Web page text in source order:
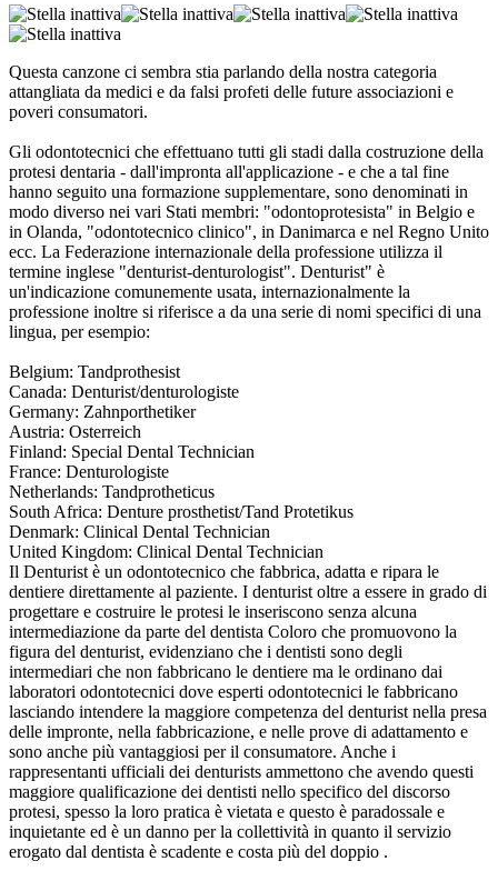
Questa canzone ci sembra stia parlando della nostra categoria
attangliata da medici e da falsi profeti delle future associazioni e
poveri consumatori.
Gli odontotecnici che effettuano tutti gli stadi dalla costruzione della
protesi dentaria - dall'impronta all'applicazione - e che a tal fine
hanno seguito una formazione supplementare, sono denominati in
modo diverso nei vari Stati membri: "odontoprotesista" in Belgio e
in Olanda, "odontotecnico clinico", in Danimarca e nel Regno Unito
ecc. La Federazione internazionale della professione utilizza il
termine inglese "denturist-denturologist". Denturist" è
un'indicazione comunemente usata, internazionalmente la
professione inoltre si riferisce a da una serie di nomi specifici di una
lingua, per esempio:
Belgium: Tandprothesist
Canada: Denturist/denturologiste
Germany: Zahnporthetiker
Austria: Osterreich
Finland: Special Dental Technician
France: Denturologiste
Netherlands: Tandprotheticus
South Africa: Denture prosthetist/Tand Protetikus
Denmark: Clinical Dental Technician
United Kingdom: Clinical Dental Technician
Il Denturist è un odontotecnico che fabbrica, adatta e ripara le
dentiere direttamente al paziente. I denturist oltre a essere in grado di
progettare e costruire le protesi le inseriscono senza alcuna
intermediazione da parte del dentista Coloro che promuovono la
figura del denturist, evidenziano che i dentisti sono degli
intermediari che non fabbricano le dentiere ma le ordinano dai
laboratori odontotecnici dove esperti odontotecnici le fabbricano
lasciando intendere la maggiore competenza del denturist nella presa
delle impronte, nella fabbricazione, e nelle prove di adattamento e
sono anche più vantaggiosi per il consumatore. Anche i
rappresentanti ufficiali dei denturists ammettono che avendo questi
maggiore qualificazione dei dentisti nello specifico del discorso
protesi, spesso la loro pratica è vietata e questo è paradossale e
inquietante ed è un danno per la collettività in quanto il servizio
erogato dal dentista è scadente e costa più del doppio .